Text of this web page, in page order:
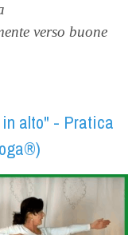
verso buone
alto" - Pratica